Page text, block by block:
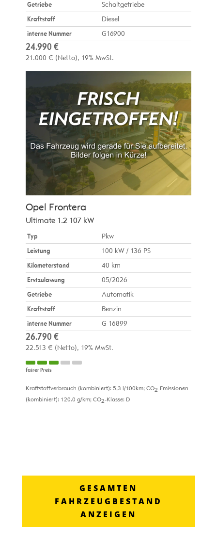
Getriebe
Schaltgetriebe
Kraftstoff
Diesel
interne Nummer
G16900
24.990 €
21.000 € (Netto) 19% MwSt.
Opel Frontera
Ultimate 1.2 107 kW
Typ
Pkw
Leistung
100 kW / 136 PS
Kilometerstand
40 km
Erstzulassung
05/2026
Getriebe
Automatik
Kraftstoff
Benzin
interne Nummer
G 16899
26.790 €
22.513 € (Netto) 19% MwSt.
fairer Preis
Kraftstoffverbrauch (kombiniert): 5,3 l/100km; CO2-Emissionen
(kombiniert): 120.0 g/km; CO2-Klasse: D
GESAMTEN
FAHRZEUGBESTAND
ANZEIGEN